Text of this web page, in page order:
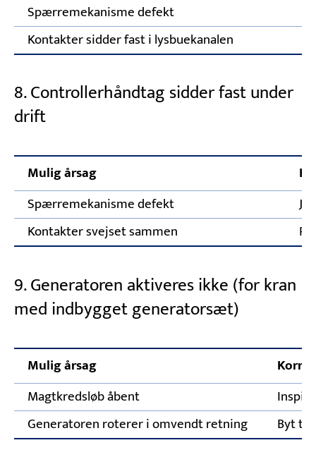
Spærremekanisme defekt
Kontakter sidder fast i lysbuekanalen
8. Controllerhåndtag sidder fast under
drift
Mulig årsag
Spærremekanisme defekt
Kontakter svejset sammen
9. Generatoren aktiveres ikke (for kran
med indbygget generatorsæt)
Mulig årsag
Magtkredsløb åbent
Generatoren roterer i omvendt retning
Byt to